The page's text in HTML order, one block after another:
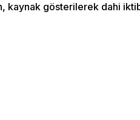
gösterilerek dahi